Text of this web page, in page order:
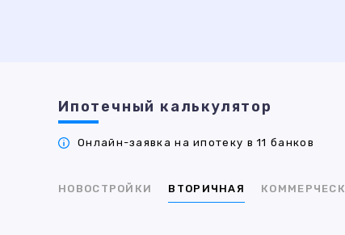
Ипотечный калькулятор
Онлайн-заявка на ипотеку в 11 банков
НОВОСТРОЙКИ ВТОРИЧНАЯ